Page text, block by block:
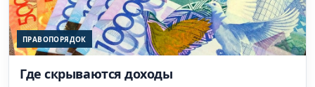
ПРАВОПОРЯДОК
Где скрываются доходы